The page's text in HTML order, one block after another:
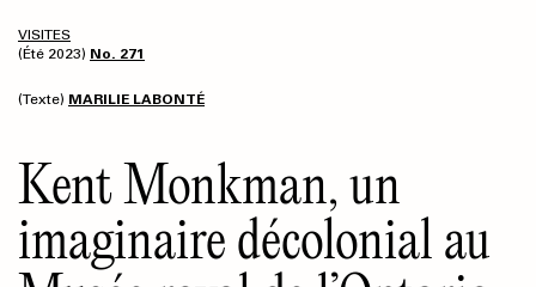
VISITES
(Été 2023) No. 271
(Texte) MARILIE LABONTÉ
Kent Monkman, un
imaginaire décolonial au